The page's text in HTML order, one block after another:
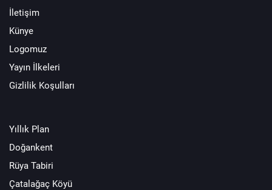
İletişim
Künye
Logomuz
Yayın İlkeleri
Gizlilik Koşulları
Yıllık Plan
Doğankent
Rüya Tabiri
Çatalağaç Köyü